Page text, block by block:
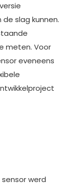
slag kunnen.
meten. Voor
eveneens
werd